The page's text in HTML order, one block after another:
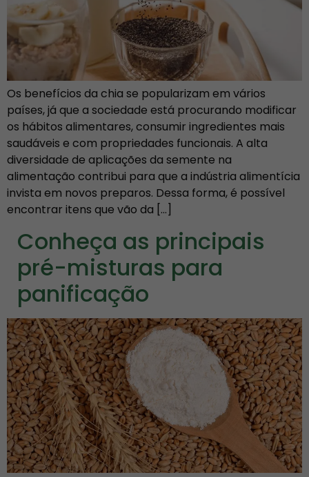
Os benefícios da chia se popularizam em vários
países, já que a sociedade está procurando modificar
os hábitos alimentares, consumir ingredientes mais
saudáveis e com propriedades funcionais. A alta
diversidade de aplicações da semente na
alimentação contribui para que a indústria alimentícia
invista em novos preparos. Dessa forma, é possível
encontrar itens que vão da […]
Conheça as principais
pré-misturas para
panificação